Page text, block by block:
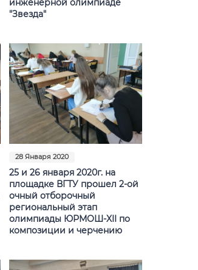
инженерной олимпиаде
"Звезда"
28 Января 2020
25 и 26 января 2020г. на
площадке ВГТУ прошел 2-ой
очный отборочный
региональный этап
олимпиады ЮРМОШ-XII по
композиции и черчению